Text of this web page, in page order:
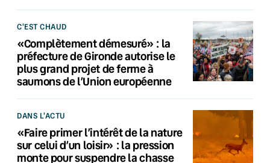
C'EST CHAUD
«Complètement démesuré» : la
préfecture de Gironde autorise le
plus grand projet de ferme à
saumons de l’Union européenne
DANS L'ACTU
«Faire primer l’intérêt de la nature
sur celui d’un loisir» : la pression
monte pour suspendre la chasse